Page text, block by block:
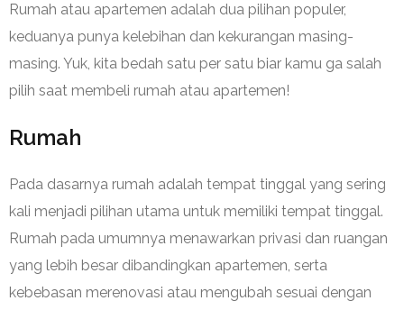
Rumah atau apartemen adalah dua pilihan populer,
keduanya punya kelebihan dan kekurangan masing-
masing. Yuk, kita bedah satu per satu biar kamu ga salah
pilih saat membeli rumah atau apartemen!
Rumah
Pada dasarnya rumah adalah tempat tinggal yang sering
kali menjadi pilihan utama untuk memiliki tempat tinggal.
Rumah pada umumnya menawarkan privasi dan ruangan
yang lebih besar dibandingkan apartemen, serta
kebebasan merenovasi atau mengubah sesuai dengan